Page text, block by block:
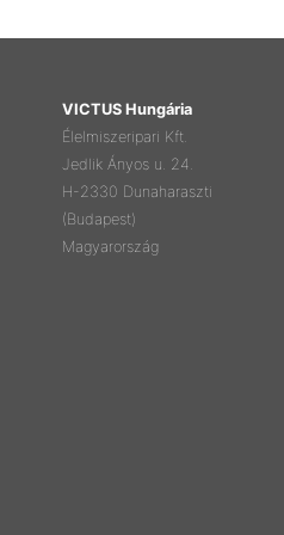
VICTUS Hungária
Élelmiszeripari Kft.
Jedlik Ányos u. 24.
H-2330 Dunaharaszti
(Budapest)
Magyarország